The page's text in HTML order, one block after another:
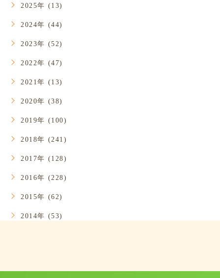
2025年 (13)
2024年 (44)
2023年 (52)
2022年 (47)
2021年 (13)
2020年 (38)
2019年 (100)
2018年 (241)
2017年 (128)
2016年 (228)
2015年 (62)
2014年 (53)